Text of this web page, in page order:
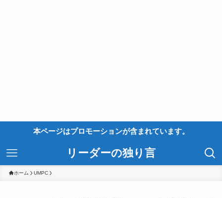
本ページはプロモーションが含まれています。
リーダーの独り言
ホーム UMPC